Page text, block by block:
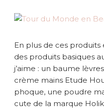
En plus de ces produits
des produits basiques
j’aime : un baume
crème mains Etude
phoque, une poudre
cute de la marque